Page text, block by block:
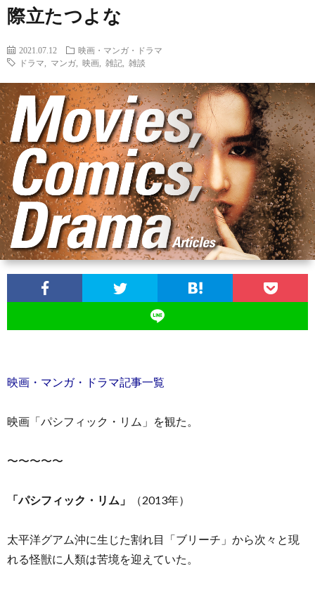
ナ
ッ
プ
グ
観
戦
ン
ガ・
ド
ラ
マ
ラ
リ
ー
ー
ム
際立たつよな
2021.07.12
映画・マンガ・ドラマ
ドラマ
マンガ 映画 雑記 雑談
映画・マンガ・ドラマ記事一覧
映画「パシフィック・リム」を観た。
〜〜〜〜〜
「パシフィック・リム」 （2013年）
太平洋グアム沖に生じた割れ目「ブリーチ」から次々と現
れる怪獣に人類は苦境を迎えていた。